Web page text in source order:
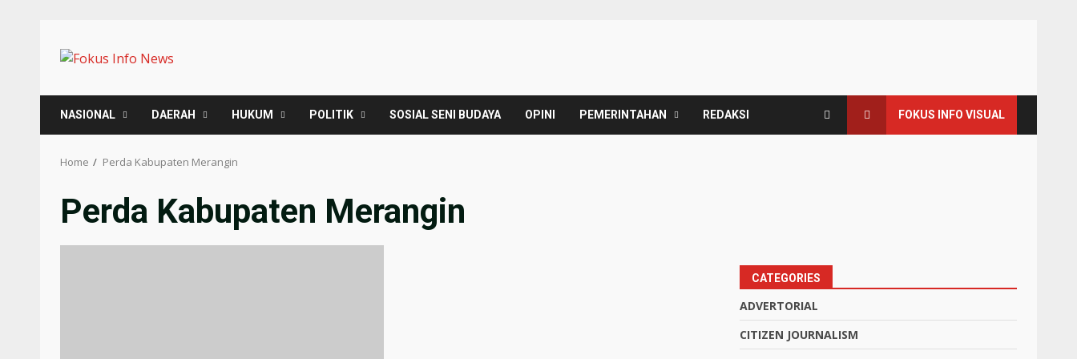
content
NASIONAL DAERAH HUKUM POLITIK SOSIAL SENI BUDAYA OPINI PEMERINTAHAN REDAKSI FOKUS INFO VISUAL
Home Perda Kabupaten Merangin
Perda Kabupaten Merangin
CATEGORIES
ADVERTORIAL
CITIZEN JOURNALISM